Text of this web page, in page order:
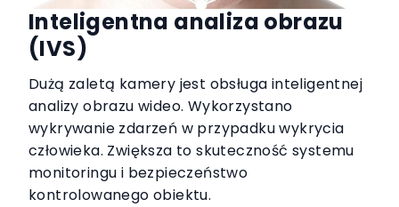
Inteligentna analiza obrazu
(IVS)
Dużą zaletą kamery jest obsługa inteligentnej
analizy obrazu wideo. Wykorzystano
wykrywanie zdarzeń w przypadku wykrycia
człowieka. Zwiększa to skuteczność systemu
monitoringu i bezpieczeństwo
kontrolowanego obiektu.